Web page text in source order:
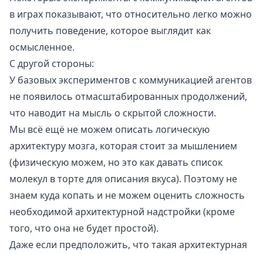
в играх показывают, что относительно легко можно
получить поведение, которое выглядит как
осмысленное.
С другой стороны:
У базовых экспериментов с коммуникацией агентов
не появилось отмасштабированных продолжений,
что наводит на мысль о скрытой сложности.
Мы всё ещё не можем описать логическую
архитектуру мозга, которая стоит за мышлением
(физическую можем, но это как давать список
молекул в торте для описания вкуса). Поэтому не
знаем куда копать и не можем оценить сложность
необходимой архитектурной надстройки (кроме
того, что она не будет простой).
Даже если предположить, что такая архитектурная